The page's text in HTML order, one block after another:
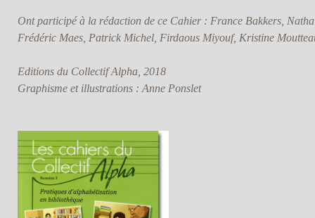
Ont participé à la rédaction de ce Cahier : France Bakkers,
Frédéric Maes, Patrick Michel, Firdaous Miyouf, Kristine
Editions du Collectif Alpha, 2018
Graphisme et illustrations : Anne Ponslet